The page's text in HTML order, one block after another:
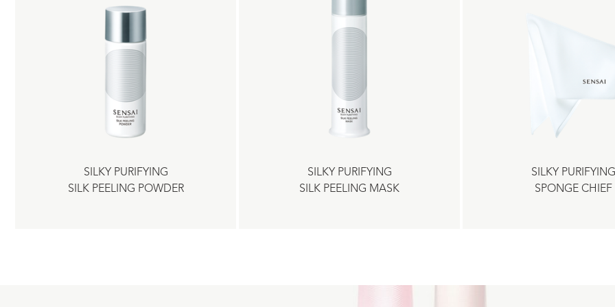
SILKY PURIFYING
SILK PEELING POWDER
SILKY PURIFYING
SILK PEELING MASK
SILKY PURIFYING
SPONGE CHIEF